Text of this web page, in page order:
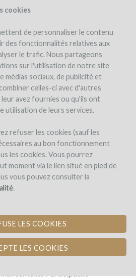
cookies
de personnaliser le contenu
des fonctionnalités relatives aux
le trafic. Nous partageons
sur l'utilisation de notre site
médias sociaux, de publicité et
celles-ci avec d'autres
avez fournies ou qu'ils ont
utilisation de leurs services.
refuser les cookies (sauf les
au bon fonctionnement
les cookies. Vous pourrez
moment via le lien situé en pied de
vous pouvez consulter la
.
LES COOKIES
LES COOKIES
au capital de 400 000 €,
du Commerce et des
sous le numéro 802